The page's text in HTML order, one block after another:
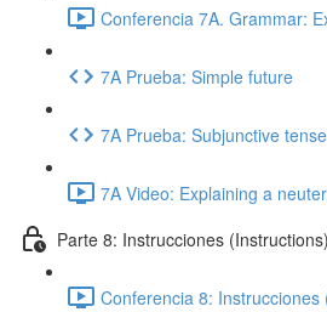
Conferencia 7A. Grammar:
7A Prueba: Simple future
7A Prueba: Subjunctive tense
7A Video: Explaining a
Parte 8: Instrucciones (Instructions)
Conferencia 8: Instrucciones